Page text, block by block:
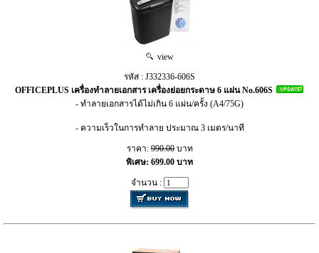
view
รหัส : J332336-606S
OFFICEPLUS เครื่องทำลายเอกสาร เครื่องย่อยกระดาษ 6 แผ่น No.606S
- ทำลายเอกสารได้ไม่เกิน 6 แผ่น/ครั้ง (A4/75G)
- ความเร็วในการทำลาย ประมาณ 3 เมตร/นาที
ราคา:990.00บาท
พิเศษ: 699.00 บาท
จำนวน :